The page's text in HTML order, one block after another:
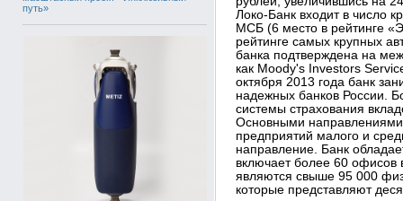
путь»
Локо-Банк входит в число
МСБ (6 место в рейтинге
рейтинге самых крупных
банка подтверждена на
как Moody's Investors
октября 2013 года банк
надежных банков России.
системы страхования
Основными направлениями
предприятий малого и
направление. Банк
включает более 60 офисов
являются свыше 95 000
которые представляют